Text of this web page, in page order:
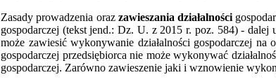
Zasady prowadzenia orazzawieszania działalności
gospodarczej (tekst jend.: Dz. U. z 2015 r. poz. 584) -
może zawiesić wykonywanie działalności gospodarczej
gospodarczej przedsiębiorca nie może wykonywać
gospodarczej. Zarówno zawieszenie jaki i wznowienie